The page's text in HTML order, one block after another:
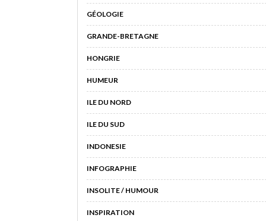
GÉOLOGIE
GRANDE-BRETAGNE
HONGRIE
HUMEUR
ILE DU NORD
ILE DU SUD
INDONESIE
INFOGRAPHIE
INSOLITE / HUMOUR
INSPIRATION